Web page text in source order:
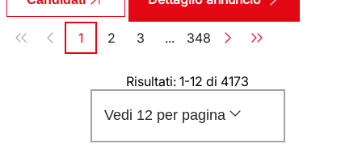
Paginazione
Pagina
1 Pagina
2 Pagina
3 ... Pagina
348
Risultati: 1-12 di 4173
Vedi 12 per pagina